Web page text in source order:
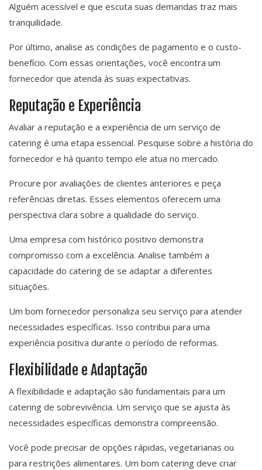
Alguém acessível e que escuta suas demandas traz mais
tranquilidade.
Por último, analise as condições de pagamento e o custo-
benefício. Com essas orientações, você encontra um
fornecedor que atenda às suas expectativas.
Reputação e Experiência
Avaliar a reputação e a experiência de um serviço de
catering é uma etapa essencial. Pesquise sobre a história do
fornecedor e há quanto tempo ele atua no mercado.
Procure por avaliações de clientes anteriores e peça
referências diretas. Esses elementos oferecem uma
perspectiva clara sobre a qualidade do serviço.
Uma empresa com histórico positivo demonstra
compromisso com a excelência. Analise também a
capacidade do catering de se adaptar a diferentes
situações.
Um bom fornecedor personaliza seu serviço para atender
necessidades específicas. Isso contribui para uma
experiência positiva durante o período de reformas.
Flexibilidade e Adaptação
A flexibilidade e adaptação são fundamentais para um
catering de sobrevivência. Um serviço que se ajusta às
necessidades específicas demonstra compreensão.
Você pode precisar de opções rápidas, vegetarianas ou
para restrições alimentares. Um bom catering deve criar